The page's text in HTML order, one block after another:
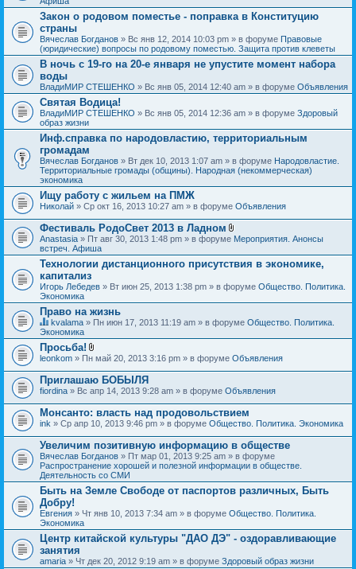
Закон о родовом поместье - поправка в Конституцию
страны
Вячеслав Богданов » Вс янв 12, 2014 10:03 pm » в форуме Правовые
(юридические) вопросы по родовому поместью. Защита против клеветы
В ночь с 19-го на 20-е января не упустите момент набора
воды
ВладиМИР СТЕШЕНКО » Вс янв 05, 2014 12:40 am » в форуме Объявления
Святая Водица!
ВладиМИР СТЕШЕНКО » Вс янв 05, 2014 12:36 am » в форуме Здоровый
образ жизни
Инф.справка по народовластию, территориальным
громадам
Вячеслав Богданов » Вт дек 10, 2013 1:07 am » в форуме Народовластие.
Территориальные громады (общины). Народная (некоммерческая)
экономика
Ищу работу с жильем на ПМЖ
Николай » Ср окт 16, 2013 10:27 am » в форуме Объявления
Фестиваль РодоСвет 2013 в Ладном
В
о
ж
н
и
я
Anastasia » Пт авг 30, 2013 1:48 pm » в форуме Мероприятия. Анонсы
встреч. Афиша
Технологии дистанционного присутствия в экономике,
капитализ
Игорь Лебедев » Вт июн 25, 2013 1:38 pm » в форуме Общество. Политика.
Экономика
Право на жизнь
Д
а
н
н
я
т
е
м
а
с
о
д
е
р
ж
и
т
о
п
р
о
с
.
kvalama » Пн июн 17, 2013 11:19 am » в форуме Общество. Политика.
Экономика
Просьба!
В
о
ж
е
н
и
я
leonkom » Пн май 20, 2013 3:16 pm » в форуме Объявления
Приглашаю БОБЫЛЯ
fiordina » Вс апр 14, 2013 9:28 am » в форуме Объявления
Монсанто: власть над продовольствием
ink » Ср апр 10, 2013 9:46 pm » в форуме Общество. Политика. Экономика
Увеличим позитивную информацию в обществе
Вячеслав Богданов » Пт мар 01, 2013 9:25 am » в форуме
Распространение хорошей и полезной информации в обществе.
Деятельность со СМИ
Быть на Земле Свободе от паспортов различных, Быть
Добру!
Евгения » Чт янв 10, 2013 7:34 am » в форуме Общество. Политика.
Экономика
Центр китайской культуры "ДАО ДЭ" - оздоравливающие
занятия
amaria » Чт дек 20, 2012 9:19 am » в форуме Здоровый образ жизни